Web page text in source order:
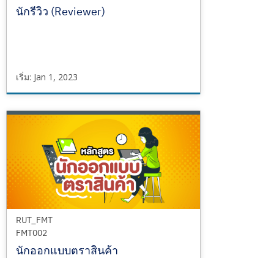
นักรีวิว (Reviewer)
เริ่ม: Jan 1, 2023
FMT001
เริ่ม
2023
RUT_FMT
FMT002
นักออกแบบตราสินค้า